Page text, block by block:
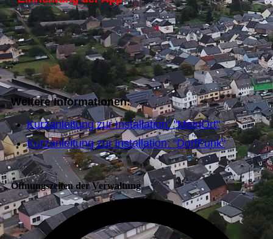
Weitere Informationen:
Kurzanleitung zur Installation: "MeinOrt"
Kurzanleitung zur installation: "DorfFunk"
Öffnungszeiten der Verwaltung